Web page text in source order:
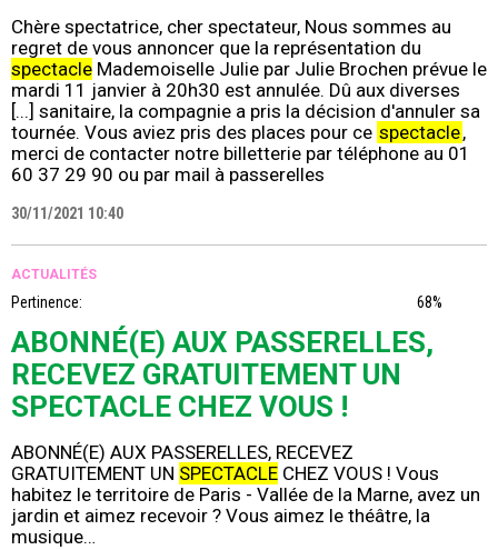
Chère spectatrice, cher spectateur, Nous sommes au
regret de vous annoncer que la représentation du
spectacle Mademoiselle Julie par Julie Brochen prévue le
mardi 11 janvier à 20h30 est annulée. Dû aux diverses
[...] sanitaire, la compagnie a pris la décision d'annuler sa
tournée. Vous aviez pris des places pour ce spectacle,
merci de contacter notre billetterie par téléphone au 01
60 37 29 90 ou par mail à passerelles
30/11/2021 10:40
ACTUALITÉS
Pertinence: 68%
ABONNÉ(E) AUX PASSERELLES,
RECEVEZ GRATUITEMENT UN
SPECTACLE CHEZ VOUS !
ABONNÉ(E) AUX PASSERELLES, RECEVEZ
GRATUITEMENT UN SPECTACLE CHEZ VOUS ! Vous
habitez le territoire de Paris - Vallée de la Marne, avez un
jardin et aimez recevoir ? Vous aimez le théâtre, la
musique…